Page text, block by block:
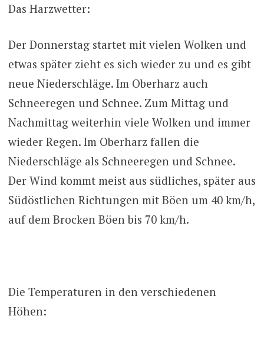
Das Harzwetter:
Der Donnerstag startet mit vielen Wolken und
etwas später zieht es sich wieder zu und es gibt
neue Niederschläge. Im Oberharz auch
Schneeregen und Schnee. Zum Mittag und
Nachmittag weiterhin viele Wolken und immer
wieder Regen. Im Oberharz fallen die
Niederschläge als Schneeregen und Schnee.
Der Wind kommt meist aus südliches, später aus
Südöstlichen Richtungen mit Böen um 40 km/h,
auf dem Brocken Böen bis 70 km/h.
Die Temperaturen in den verschiedenen
Höhen: